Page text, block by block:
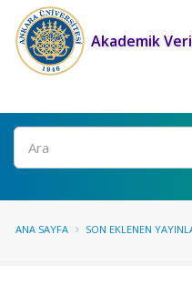
Akademik
Ara
ANA SAYFA SON EKLENEN